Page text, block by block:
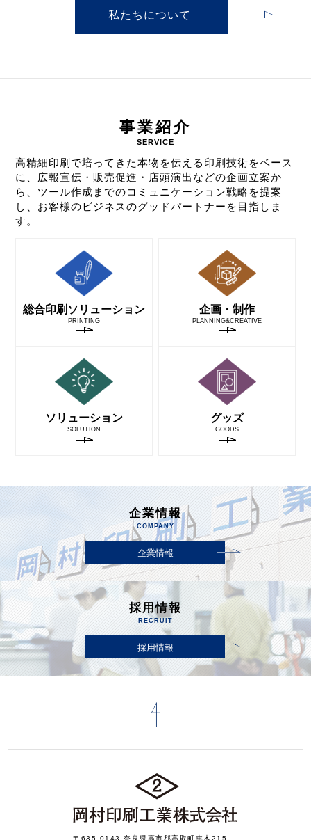
私たちについて
事業紹介
SERVICE
高精細印刷で培ってきた本物を伝える印刷技術をベース
に、広報宣伝・販売促進・店頭演出などの企画立案か
ら、ツール作成までのコミュニケーション戦略を提案
し、お客様のビジネスのグッドパートナーを目指しま
す。
総合印刷 ソリューション
PRINTING
企画・制作
PLANNING&CREATIVE
ソリューション
SOLUTION
グッズ
GOODS
企業情報
COMPANY
企業情報
採用情報
RECRUIT
採用情報
〒635-0143 奈良県高市郡高取町車木215